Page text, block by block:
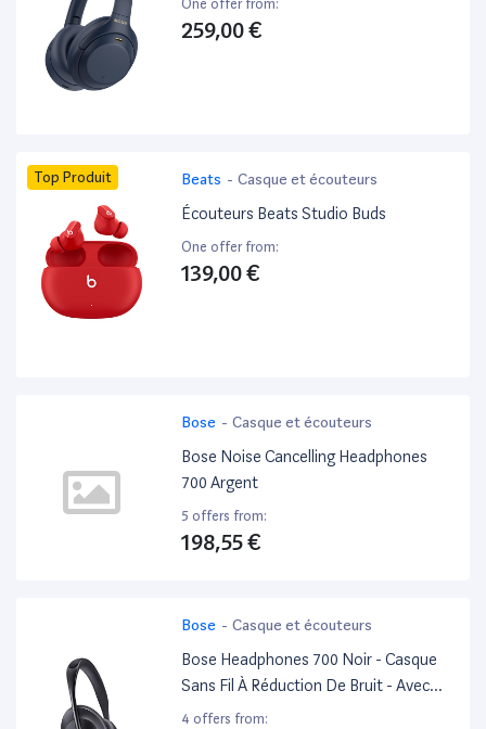
One offer from:
259,00 €
Top Produit Beats - Casque et écouteurs
Écouteurs Beats Studio Buds
One offer from:
139,00 €
Bose - Casque et écouteurs
Bose Noise Cancelling Headphones
700 Argent
5 offers from:
198,55 €
Bose - Casque et écouteurs
Bose Headphones 700 Noir - Casque
Sans Fil À Réduction De Bruit - Avec
Amazon Alexa Intégré
4 offers from: